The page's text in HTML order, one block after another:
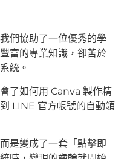
們協助了一位優秀的學
富的專業知識，卻苦於
統。
了如何用 Canva 製作精
LINE 官方帳號的自動領
是變成了一套「點擊即